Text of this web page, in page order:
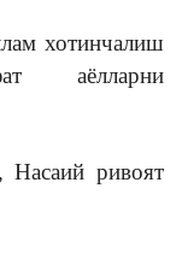
хотинчалиш
аёлларни
ривоят